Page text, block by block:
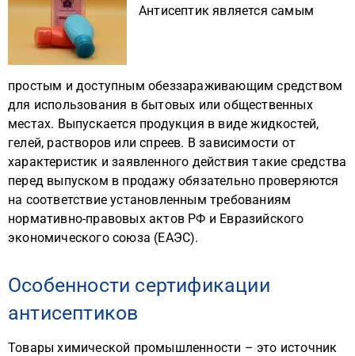
Антисептик является самым
простым и доступным обеззараживающим средством
для использования в бытовых или общественных
местах. Выпускается продукция в виде жидкостей,
гелей, растворов или спреев. В зависимости от
характеристик и заявленного действия такие средства
перед выпуском в продажу обязательно проверяются
на соответствие установленным требованиям
нормативно-правовых актов РФ и Евразийского
экономического союза (ЕАЭС).
Особенности сертификации
антисептиков
Товары химической промышленности – это источник